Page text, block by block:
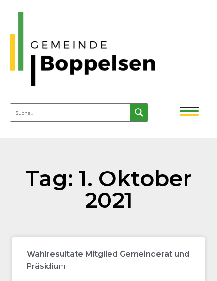
Tag: 1. Oktober
2021
Wahlresultate Mitglied Gemeinderat und
Präsidium